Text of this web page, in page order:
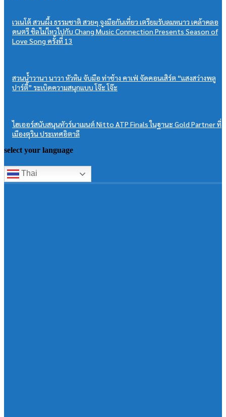
เวเนโต้ สวนผึ้ง ธรรมชาติ สวยๆ จูงมือกันเที่ยว เตรียมรับลมหนาว เคล้าคลอ
ดนตรี ชิลไม่ไหวไปกับ Chang Music Connection Presents Season of
Love Song ครั้งที่ 13
สวนน้ำวานา นาวา หัวหิน จับมือ ท่าช้าง คาเฟ่ จัดคอนเสิร์ต “แสงสว่างพลู
ปาร์ตี้” ระเบิดความสนุกแบบ โจ๊ะ โจ๊ะ
ไฮเออร์สนับสนุนทัวร์นาเมนต์ Nitto ATP Finals ในฐานะ Gold Partner ที่
เมืองตุริน ประเทศอิตาลี
select your language
Thai